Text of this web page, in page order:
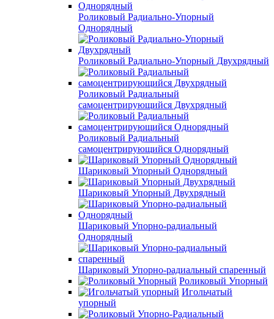
Роликовый Радиально-Упорный
Однорядный
Роликовый Радиально-Упорный Двухрядный
Роликовый Радиальный
самоцентрирующийся Двухрядный
Роликовый Радиальный
самоцентрирующийся Однорядный
Шариковый Упорный Однорядный
Шариковый Упорный Двухрядный
Шариковый Упорно-радиальный
Однорядный
Шариковый Упорно-радиальный спаренный
Роликовый Упорный
Игольчатый
упорный